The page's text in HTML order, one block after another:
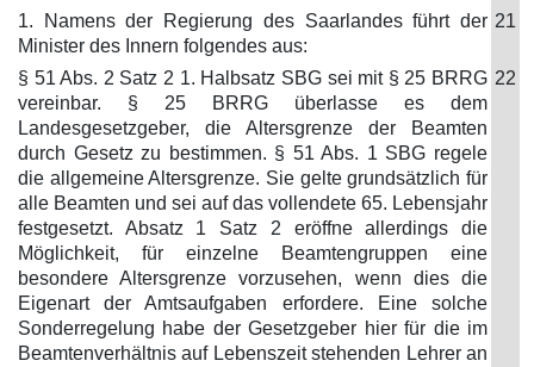
1. Namens der Regierung des Saarlandes führt der
Minister des Innern folgendes aus:
21
§ 51 Abs. 2 Satz 2 1. Halbsatz SBG sei mit § 25 BRRG
vereinbar. § 25 BRRG überlasse es dem
Landesgesetzgeber, die Altersgrenze der Beamten
durch Gesetz zu bestimmen. § 51 Abs. 1 SBG regele
die allgemeine Altersgrenze. Sie gelte grundsätzlich für
alle Beamten und sei auf das vollendete 65. Lebensjahr
festgesetzt. Absatz 1 Satz 2 eröffne allerdings die
Möglichkeit, für einzelne Beamtengruppen eine
besondere Altersgrenze vorzusehen, wenn dies die
Eigenart der Amtsaufgaben erfordere. Eine solche
Sonderregelung habe der Gesetzgeber hier für die im
Beamtenverhältnis auf Lebenszeit stehenden Lehrer an
22